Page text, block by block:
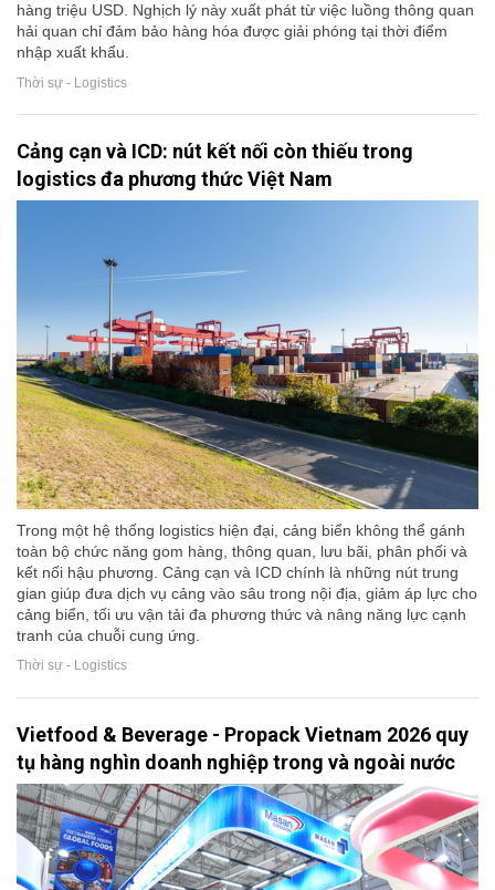
hàng triệu USD. Nghịch lý này xuất phát từ việc luồng thông quan
hải quan chỉ đảm bảo hàng hóa được giải phóng tại thời điểm
nhập xuất khẩu.
Thời sự - Logistics
Cảng cạn và ICD: nút kết nối còn thiếu trong
logistics đa phương thức Việt Nam
Trong một hệ thống logistics hiện đại, cảng biển không thể gánh
toàn bộ chức năng gom hàng, thông quan, lưu bãi, phân phối và
kết nối hậu phương. Cảng cạn và ICD chính là những nút trung
gian giúp đưa dịch vụ cảng vào sâu trong nội địa, giảm áp lực cho
cảng biển, tối ưu vận tải đa phương thức và nâng năng lực cạnh
tranh của chuỗi cung ứng.
Thời sự - Logistics
Vietfood & Beverage - Propack Vietnam 2026 quy
tụ hàng nghìn doanh nghiệp trong và ngoài nước